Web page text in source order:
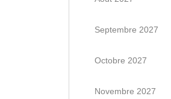
Septembre 2027
Octobre 2027
Novembre 2027